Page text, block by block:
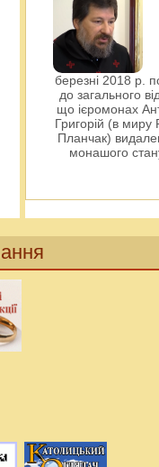
березні 2018 р.
до загального
що ієромонах
Григорій (в миру
Планчак)
монашого